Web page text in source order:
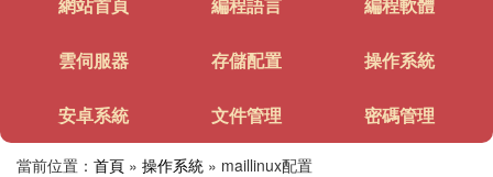
雲伺服器 存儲配置 操作系統
安卓系統 文件管理 密碼管理
當前位置： 首頁 » 操作系統 » maillinux配置